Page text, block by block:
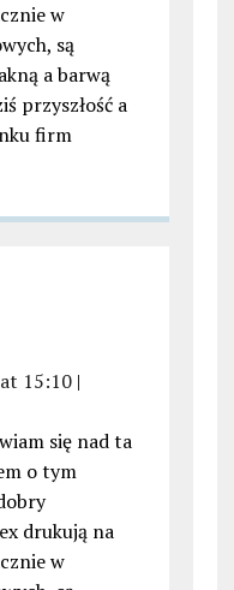
w
są
a barwą
przyszłość a
firm
15:10|
się nad ta
o tym
drukują na
w